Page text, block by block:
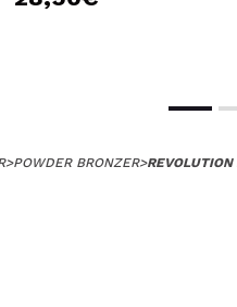
>POWDER BRONZER>REVOLUTION